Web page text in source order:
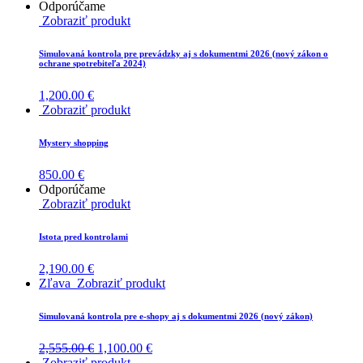
Odporúčame
Zobraziť produkt
Simulovaná kontrola pre prevádzky aj s dokumentmi 2026 (nový zákon o
ochrane spotrebiteľa 2024)
1,200.00 €
Zobraziť produkt
Mystery shopping
850.00 €
Odporúčame
Zobraziť produkt
Istota pred kontrolami
2,190.00 €
Zľava Zobraziť produkt
Simulovaná kontrola pre e-shopy aj s dokumentmi 2026 (nový zákon)
2,555.00€ 1,100.00 €